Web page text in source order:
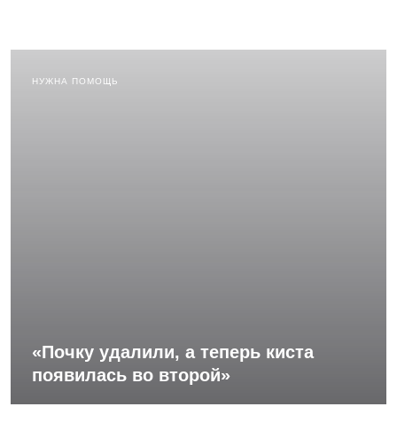
НУЖНА ПОМОЩЬ
«Почку удалили, а теперь киста
появилась во второй»